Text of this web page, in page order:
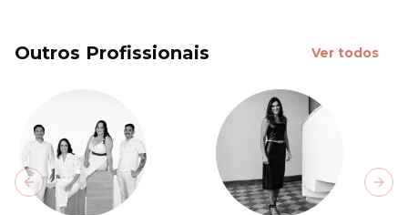
Outros Profissionais Ver todos
Previous slide